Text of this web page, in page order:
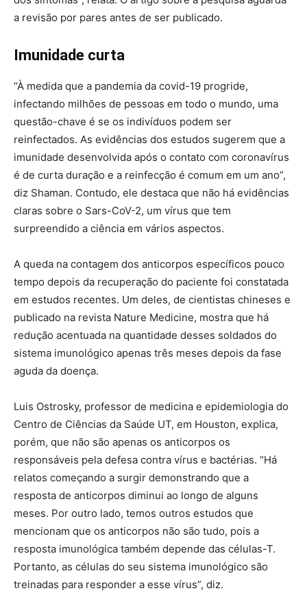
a revisão por pares antes de ser publicado.
Imunidade curta
“À medida que a pandemia da covid-19 progride,
infectando milhões de pessoas em todo o mundo, uma
questão-chave é se os indivíduos podem ser
reinfectados. As evidências dos estudos sugerem que a
imunidade desenvolvida após o contato com coronavírus
é de curta duração e a reinfecção é comum em um ano”,
diz Shaman. Contudo, ele destaca que não há evidências
claras sobre o Sars-CoV-2, um vírus que tem
surpreendido a ciência em vários aspectos.
A queda na contagem dos anticorpos específicos pouco
tempo depois da recuperação do paciente foi constatada
em estudos recentes. Um deles, de cientistas chineses e
publicado na revista Nature Medicine, mostra que há
redução acentuada na quantidade desses soldados do
sistema imunológico apenas três meses depois da fase
aguda da doença.
Luis Ostrosky, professor de medicina e epidemiologia do
Centro de Ciências da Saúde UT, em Houston, explica,
porém, que não são apenas os anticorpos os
responsáveis pela defesa contra vírus e bactérias. “Há
relatos começando a surgir demonstrando que a
resposta de anticorpos diminui ao longo de alguns
meses. Por outro lado, temos outros estudos que
mencionam que os anticorpos não são tudo, pois a
resposta imunológica também depende das células-T.
Portanto, as células do seu sistema imunológico são
treinadas para responder a esse vírus”, diz.